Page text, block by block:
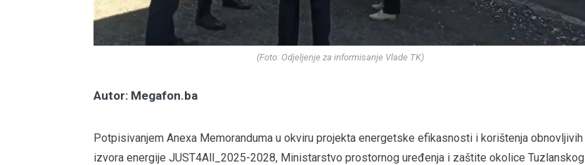
(Foto: Odjeljenje za informisanje Vlade TK)
Autor: Megafon.ba
Potpisivanjem Anexa Memoranduma u okviru projekta energetske efikasnosti i korištenja obnovljivih
izvora energije JUST4All_2025-2028, Ministarstvo prostornog uređenja i zaštite okolice Tuzlanskog